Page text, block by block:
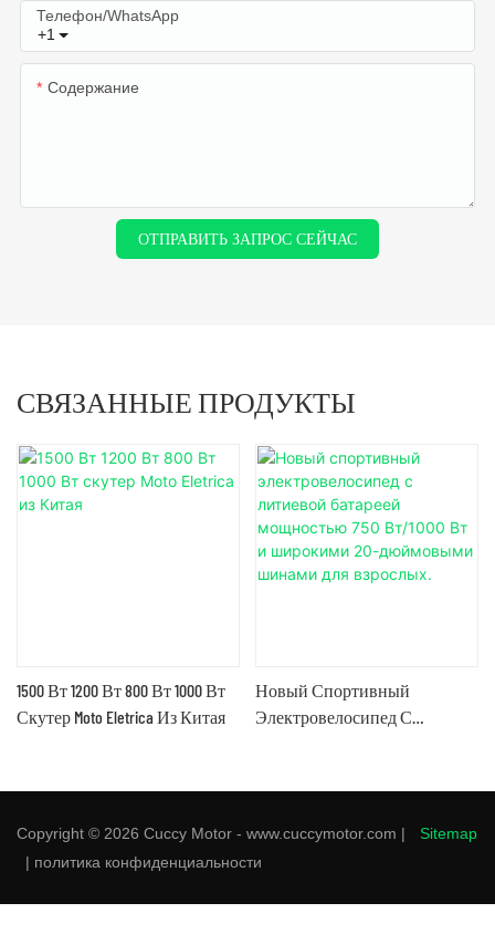
+1
Телефон/WhatsApp
Содержание
ОТПРАВИТЬ ЗАПРОС СЕЙЧАС
СВЯЗАННЫЕ ПРОДУКТЫ
1500 Вт 1200 Вт 800 Вт 1000 Вт
Скутер Moto Eletrica Из Китая
Новый Спортивный
Электровелосипед С
Широкими 20-Дюймовыми
Шинами Для Взрослых.
Copyright © 2026 Cuccy Motor - www.cuccymotor.com |
Sitemap
| политика конфиденциальности